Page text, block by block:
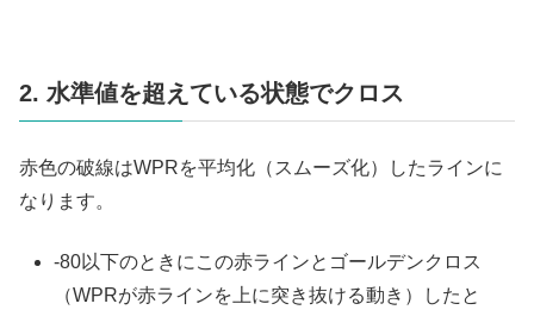
2. 水準値を超えている状態でクロス
赤色の破線はWPRを平均化（スムーズ化）したラインに
なります。
-80以下のときにこの赤ラインとゴールデンクロス
（WPRが赤ラインを上に突き抜ける動き）したと